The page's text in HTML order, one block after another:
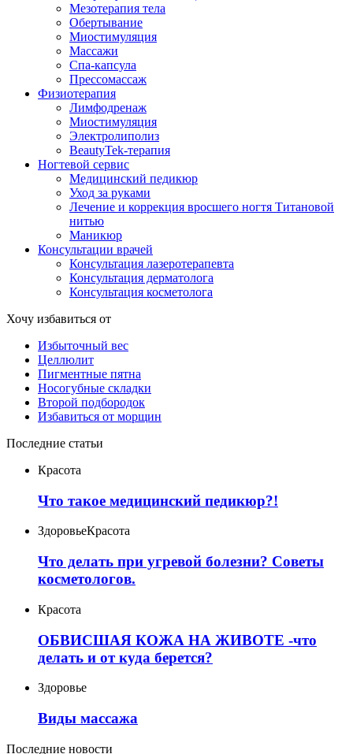
Мезотерапия тела
Обертывание
Миостимуляция
Массажи
Спа-капсула
Прессомассаж
Физиотерапия
Лимфодренаж
Миостимуляция
Электролиполиз
BeautyTek-терапия
Ногтевой сервис
Медицинский педикюр
Уход за руками
Лечение и коррекция вросшего ногтя Титановой
нитью
Маникюр
Консультации врачей
Консультация лазеротерапевта
Консультация дерматолога
Консультация косметолога
Хочу избавиться от
Избыточный вес
Целлюлит
Пигментные пятна
Носогубные складки
Второй подбородок
Избавиться от морщин
Последние статьи
Красота
Что такое медицинский педикюр?!
ЗдоровьеКрасота
Что делать при угревой болезни? Советы
косметологов.
Красота
ОБВИСШАЯ КОЖА НА ЖИВОТЕ -что
делать и от куда берется?
Здоровье
Виды массажа
Последние новости